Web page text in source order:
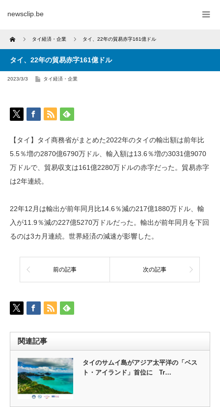
newsclip.be
Home タイ経済・企業 タイ、22年の貿易赤字161億ドル
タイ、22年の貿易赤字161億ドル
2023/3/3 タイ経済・企業
【タイ】タイ商務省がまとめた2022年のタイの輸出額は前年比
5.5％増の2870億6790万ドル、輸入額は13.6％増の3031億9070
万ドルで、貿易収支は161億2280万ドルの赤字だった。貿易赤字
は2年連続。
22年12月は輸出が前年同月比14.6％減の217億1880万ドル、輸
入が11.9％減の227億5270万ドルだった。輸出が前年同月を下回
るのは3カ月連続。世界経済の減速が影響した。
前の記事 次の記事
関連記事
タイのサムイ島がアジア太平洋の「ベス
ト・アイランド」首位に Tr…